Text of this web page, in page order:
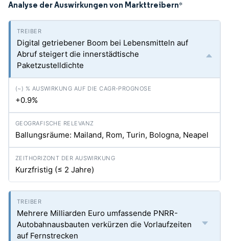
Analyse der Auswirkungen von Markttreibern*
Digital getriebener Boom bei Lebensmitteln auf
Abruf steigert die innerstädtische
Paketzustelldichte
+0.9%
Ballungsräume: Mailand, Rom, Turin, Bologna, Neapel
Kurzfristig (≤ 2 Jahre)
Mehrere Milliarden Euro umfassende PNRR-
Autobahnausbauten verkürzen die Vorlaufzeiten
auf Fernstrecken